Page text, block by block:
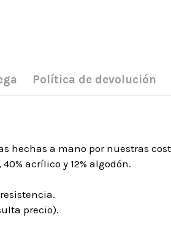
Política de devolución
hechas a mano por nuestras
acrílico y 12% algodón.
precio).